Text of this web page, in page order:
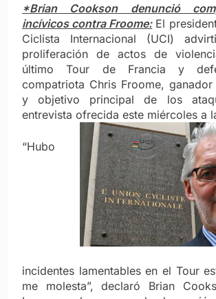
*Brian Cookson denunció
incívicos contra Froome:El
Ciclista Internacional (UCI)
proliferación de actos de
último Tour de Francia y
compatriota Chris Froome,
y objetivo principal de los
entrevista ofrecida este miércoles a
“Hubo
incidentes lamentables en el Tour
me molesta”, declaró Brian